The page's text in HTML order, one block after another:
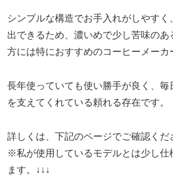
シンプルな構造でお手入れがしやす
出できるため、濃いめで少し苦味のあ
方には特におすすめのコーヒーメーカ
長年使っていても使い勝手が良く、毎
を支えてくれている頼れる存在です。
詳しくは、下記のページでご確認くだ
※私が使用しているモデルとは少し仕
ます。↓↓↓